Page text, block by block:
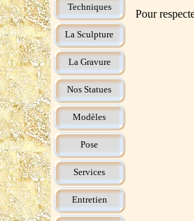
Techniques
La Sculpture
La Gravure
Nos Statues
Modèles
Pose
Services
Entretien
Pour